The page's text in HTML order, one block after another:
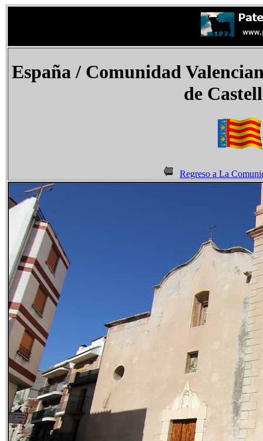
España/ Comunidad
de
Regreso a La